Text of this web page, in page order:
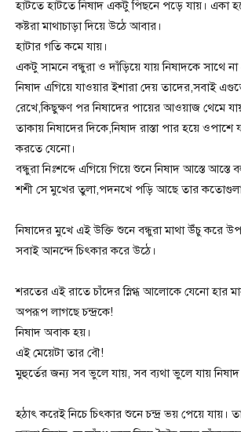
হাটতে হাটতে নিষাদ একটু পিছনে পড়ে যায়। একা
কষ্টরা মাথাচাড়া দিয়ে উঠে আবার।
হাটার গতি কমে যায়।
একটু সামনে বন্ধুরা ও দাঁড়িয়ে যায় নিষাদকে সাথে না
নিষাদ এগিয়ে যাওয়ার ইশারা দেয় তাদের,সবাই
রেখে,কিছুক্ষণ পর নিষাদের পায়ের আওয়াজ থেমে
তাকায় নিষাদের দিকে,নিষাদ রাস্তা পার হয়ে
করতে যেনো।
বন্ধুরা নিঃশব্দে এগিয়ে গিয়ে শুনে নিষাদ আস্তে
শশী সে মুখের তুলা,পদনখে পড়ি আছে তার
নিষাদের মুখে এই উক্তি শুনে বন্ধুরা মাথা উঁচু করে
সবাই আনন্দে চিৎকার করে উঠে।
শরতের এই রাতে চাঁদের স্নিগ্ধ আলোকে যেনো হার
অপরূপ লাগছে চন্দ্রকে!
নিষাদ অবাক হয়।
এই মেয়েটা তার বৌ!
মুহুর্তের জন্য সব ভুলে যায়, সব ব্যথা ভুলে যায়
হঠাৎ করেই নিচে চিৎকার শুনে চন্দ্র ভয় পেয়ে যায়।